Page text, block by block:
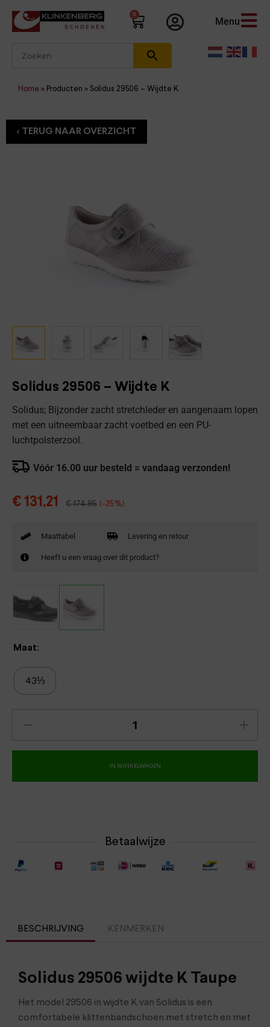
0
Menu
Home » Producten » Solidus 29506 – Wijdte K
Solidus 29506 – Wijdte K
Solidus; Bijzonder zacht stretchleder en aangenaam lopen
met een uitneembaar zacht voetbed en een PU-
luchtpolsterzool.
Vóór 16.00 uur besteld = vandaag verzonden!
€ 131,21 €174,95 (-25%)
Maattabel Levering en retour
Heeft u een vraag over dit product?
Maat:
43⅓
IN WINKELWAGEN
Betaalwijze
BESCHRIJVING KENMERKEN
Solidus 29506 wijdte K Taupe
Het model 29506 in wijdte K van Solidus is een
comfortabele klittenbandschoen met stretch en met